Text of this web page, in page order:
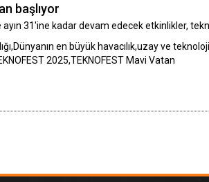
başlıyor
31'ine kadar devam edecek etkinlikler,
en büyük havacılık,uzay ve
2025,TEKNOFEST Mavi Vatan